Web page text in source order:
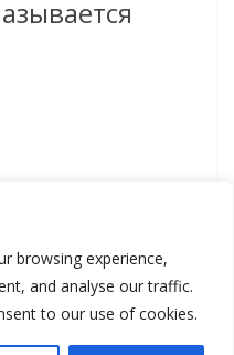
browsing experience,
and analyse our traffic.
to our use of cookies.